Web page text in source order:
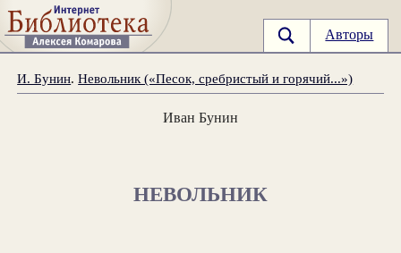
Авторы
И. Бунин.Невольник («Песок, сребристый и горячий...»)
Иван Бунин
НЕВОЛЬНИК